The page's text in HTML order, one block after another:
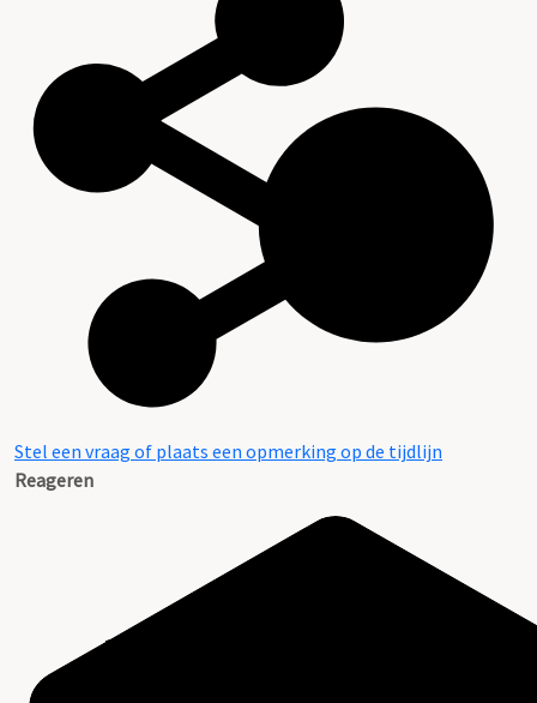
Stel een vraag of plaats een opmerking op de tijdlijn
Reageren